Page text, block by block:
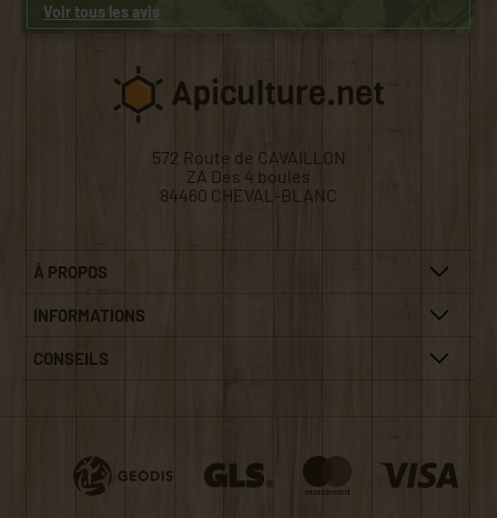
Voir tous les avis
572 Route de CAVAILLON
ZA Des 4 boules
84460 CHEVAL-BLANC
À PROPOS
INFORMATIONS
CONSEILS